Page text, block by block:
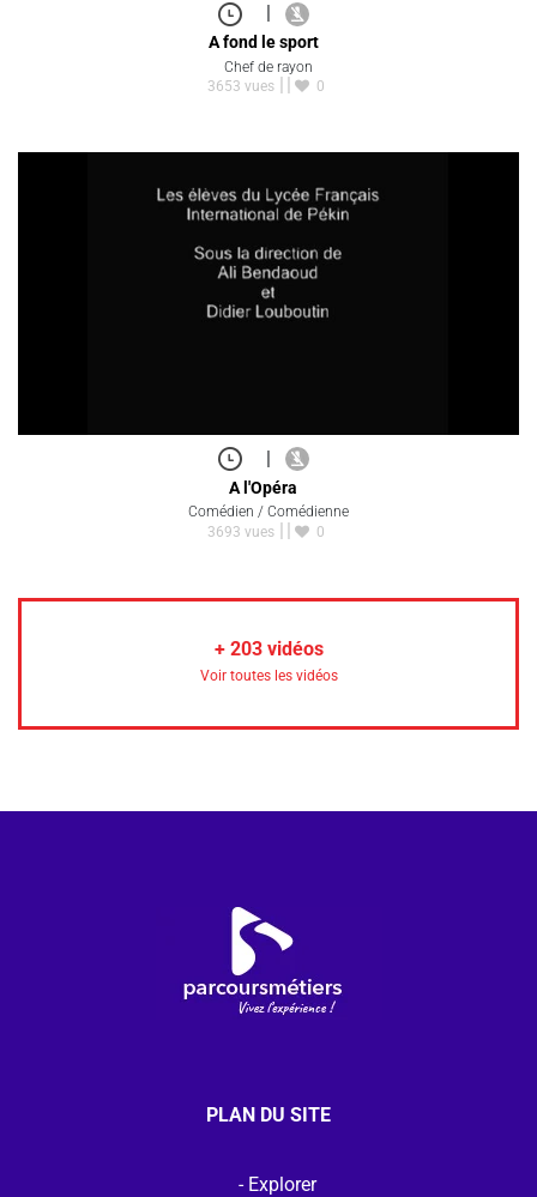
|
A fond le sport
Chef de rayon
3653 vues
0
|
A l'Opéra
Comédien / Comédienne
3693 vues
0
+ 203vidéos
Voir toutes les vidéos
PLAN DU SITE
Explorer